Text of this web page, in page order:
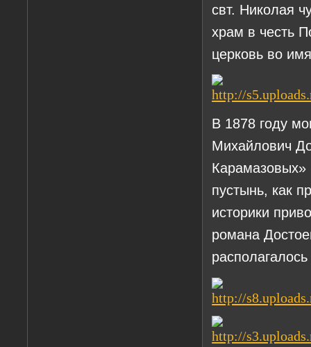
свт. Николая
храм в честь
церковь во
В 1878 году
Михайлович
Карамазовых»
пустынь, как
историки
романа